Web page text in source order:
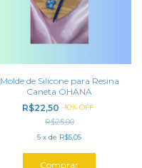
Molde de Silicone para Resina
Caneta OHANA
R$22,50-10%OFF
R$25,00
5 xde R$5,05